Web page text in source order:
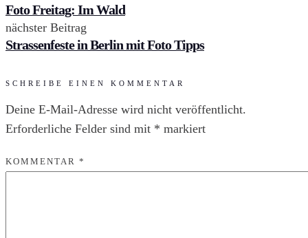
Foto Freitag: Im Wald
nächster Beitrag
Strassenfeste in Berlin mit Foto Tipps
SCHREIBE EINEN KOMMENTAR
Deine E-Mail-Adresse wird nicht veröffentlicht.
Erforderliche Felder sind mit * markiert
KOMMENTAR *